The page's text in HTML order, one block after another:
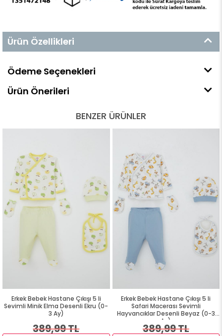
Ürün Özellikleri
Ödeme Seçenekleri
Ürün Önerileri
BENZER ÜRÜNLER
Erkek Bebek Hastane Çıkışı 5 li
Sevimli Minik Elma Desenli Ekru (0-
3 Ay)
389,99 TL
Erkek Bebek Hastane Çıkışı 5 li
Safari Macerası Sevimli
Hayvancıklar Desenli Beyaz (0-3
Ay)
389,99 TL